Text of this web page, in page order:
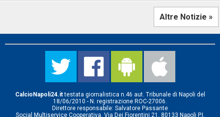
Altre Notizie »
CalcioNapoli24.ittestata giornalistica n.46 aut. Tribunale di Napoli del
18/06/2010 - N. registrazione ROC-27006.
Direttore responsabile: Salvatore Passante
Social Multiservice Cooperativa, Via Dei Fiorentini 21, 80133 Napoli P.I.